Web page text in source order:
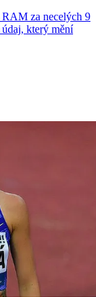
za necelých 9
který mění